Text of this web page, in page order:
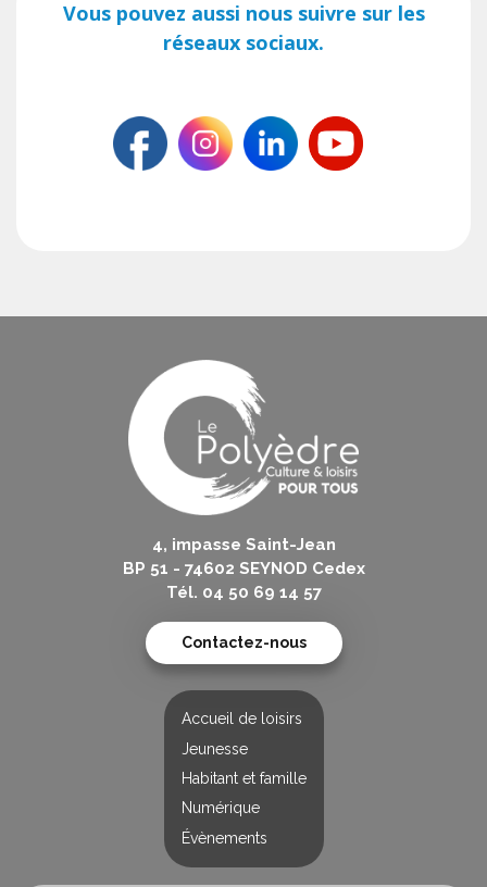
Vous pouvez aussi nous suivre sur les
réseaux sociaux.
4, impasse Saint-Jean
BP 51 - 74602 SEYNOD Cedex
Tél. 04 50 69 14 57
Contactez-nous
Accueil de loisirs
Jeunesse
Habitant et famille
Numérique
Évènements